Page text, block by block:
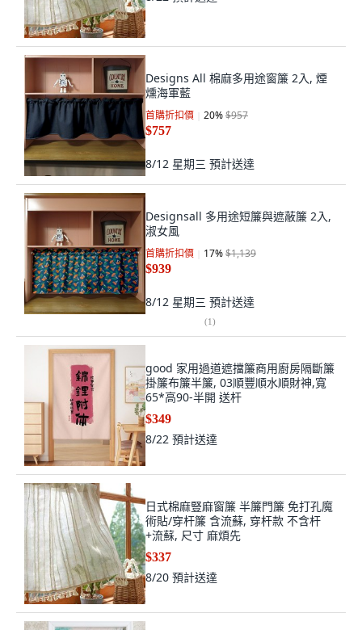
Designs All 棉麻多用途窗簾 2入, 煙
燻海軍藍
首購折扣價 20%$957
$757
8/12 星期三 預計送達
Designsall 多用途短簾與遮蔽簾 2入,
淑女風
首購折扣價 17%$1,139
$939
8/12 星期三 預計送達
(1)
good 家用過道遮擋簾商用廚房隔斷簾
掛簾布簾半簾, 03順豐順水順財神,寬
65*高90-半開 送杆
$349
8/22 預計送達
日式棉麻豎麻窗簾 半簾門簾 免打孔魔
術貼/穿杆簾 含流蘇, 穿杆款 不含杆
+流蘇, 尺寸 麻煩先
$337
8/20 預計送達